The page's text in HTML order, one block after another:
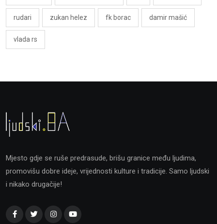
rudari zukan helez fk borac damir mašić
vlada rs
Mjesto gdje se ruše predrasude, brišu granice među ljudima,
promovišu dobre ideje, vrijednosti kulture i tradicije. Samo ljudski
i nikako drugačije!